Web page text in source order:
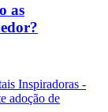
as
Inspiradoras -
adoção de